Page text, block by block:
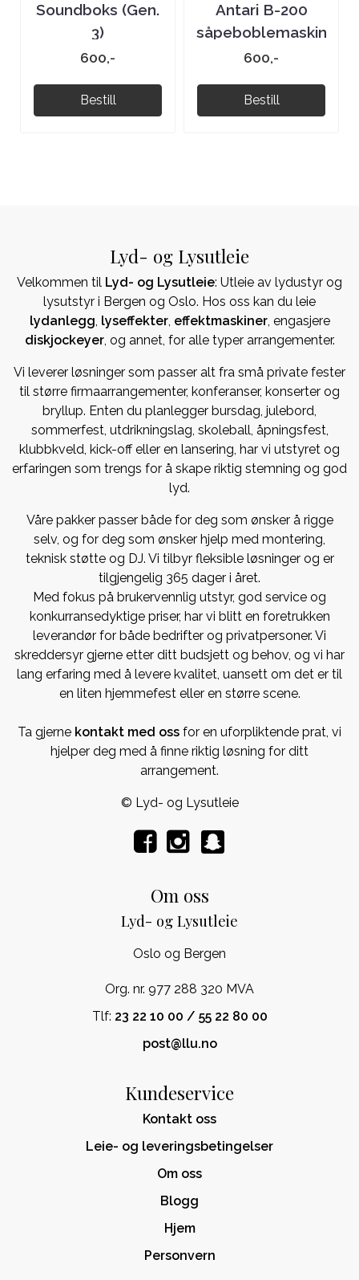
Soundboks (Gen.
3)
600,-
Bestill
Antari B-200
såpeboblemaskin
600,-
Bestill
Lyd- og Lysutleie
Velkommen til Lyd- og Lysutleie: Utleie av lydustyr og
lysutstyr i Bergen og Oslo. Hos oss kan du leie
lydanlegg, lyseffekter, effektmaskiner, engasjere
diskjockeyer, og annet, for alle typer arrangementer.
Vi leverer løsninger som passer alt fra små private fester
til større firmaarrangementer, konferanser, konserter og
bryllup. Enten du planlegger bursdag, julebord,
sommerfest, utdrikningslag, skoleball, åpningsfest,
klubbkveld, kick-off eller en lansering, har vi utstyret og
erfaringen som trengs for å skape riktig stemning og god
lyd.
Våre pakker passer både for deg som ønsker å rigge
selv, og for deg som ønsker hjelp med montering,
teknisk støtte og DJ. Vi tilbyr fleksible løsninger og er
tilgjengelig 365 dager i året.
Med fokus på brukervennlig utstyr, god service og
konkurransedyktige priser, har vi blitt en foretrukken
leverandør for både bedrifter og privatpersoner. Vi
skreddersyr gjerne etter ditt budsjett og behov, og vi har
lang erfaring med å levere kvalitet, uansett om det er til
en liten hjemmefest eller en større scene.
Ta gjerne kontakt med oss for en uforpliktende prat, vi
hjelper deg med å finne riktig løsning for ditt
arrangement.
© Lyd- og Lysutleie
Om oss
Lyd- og Lysutleie
Oslo og Bergen
Org. nr. 977 288 320 MVA
Tlf: 23 22 10 00 / 55 22 80 00
post@llu.no
Kundeservice
Kontakt oss
Leie- og leveringsbetingelser
Om oss
Blogg
Hjem
Personvern